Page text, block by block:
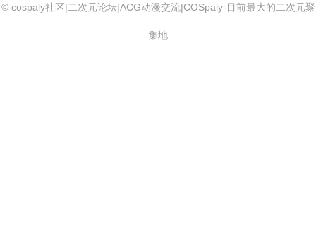
© cospaly社区|二次元论坛|ACG动漫交流|COSpaly-目前最大的二次元聚
集地